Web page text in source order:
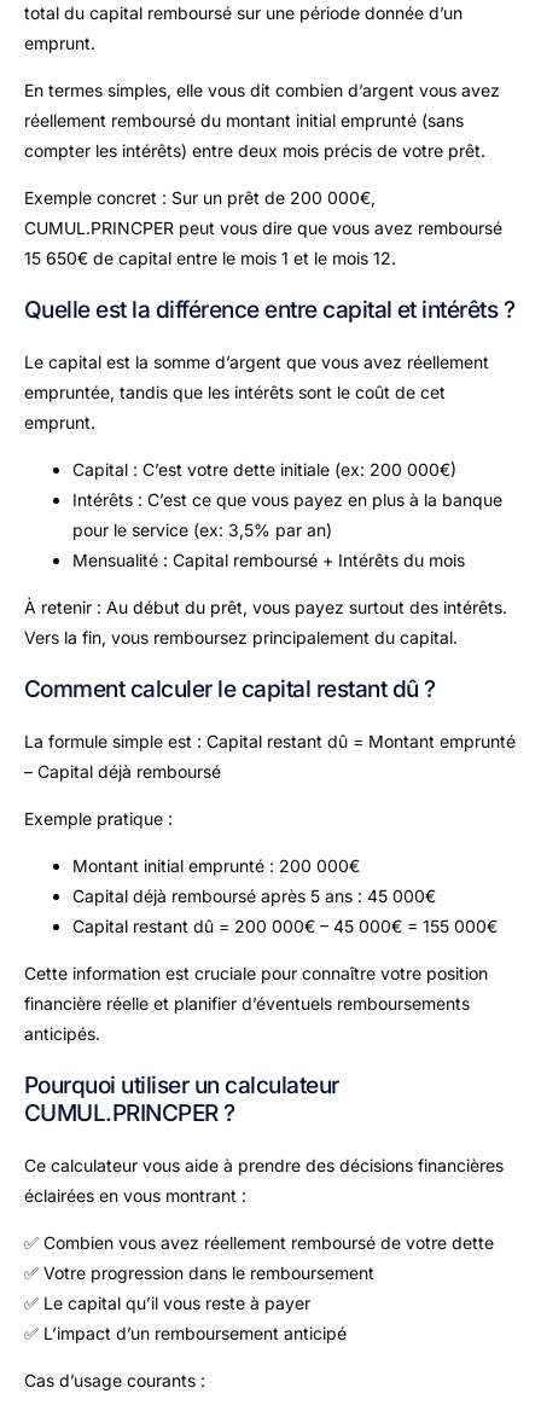
total du capital remboursé sur une période donnée d’un
emprunt.
En termes simples, elle vous dit combien d’argent vous avez
réellement remboursé du montant initial emprunté (sans
compter les intérêts) entre deux mois précis de votre prêt.
Exemple concret : Sur un prêt de 200 000€,
CUMUL.PRINCPER peut vous dire que vous avez remboursé
15 650€ de capital entre le mois 1 et le mois 12.
Quelle est la différence entre capital et intérêts ?
Le capital est la somme d’argent que vous avez réellement
empruntée, tandis que les intérêts sont le coût de cet
emprunt.
Capital : C’est votre dette initiale (ex: 200 000€)
Intérêts : C’est ce que vous payez en plus à la banque
pour le service (ex: 3,5% par an)
Mensualité : Capital remboursé + Intérêts du mois
À retenir : Au début du prêt, vous payez surtout des intérêts.
Vers la fin, vous remboursez principalement du capital.
Comment calculer le capital restant dû ?
La formule simple est : Capital restant dû = Montant emprunté
– Capital déjà remboursé
Exemple pratique :
Montant initial emprunté : 200 000€
Capital déjà remboursé après 5 ans : 45 000€
Capital restant dû = 200 000€ – 45 000€ = 155 000€
Cette information est cruciale pour connaître votre position
financière réelle et planifier d’éventuels remboursements
anticipés.
Pourquoi utiliser un calculateur
CUMUL.PRINCPER ?
Ce calculateur vous aide à prendre des décisions financières
éclairées en vous montrant :
✅ Combien vous avez réellement remboursé de votre dette
✅ Votre progression dans le remboursement
✅ Le capital qu’il vous reste à payer
✅ L’impact d’un remboursement anticipé
Cas d’usage courants :